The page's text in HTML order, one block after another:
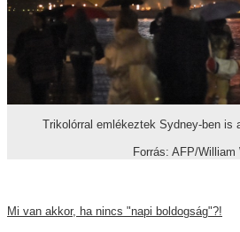
Trikolórral emlékeztek Sydney-ben is
Forrás: AFP/William
Mi van akkor, ha nincs "napi boldogság"?!